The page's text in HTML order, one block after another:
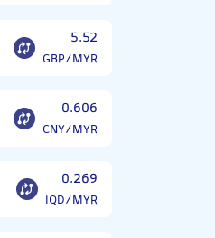
5.52
GBP/MYR
0.606
CNY/MYR
0.269
IQD/MYR